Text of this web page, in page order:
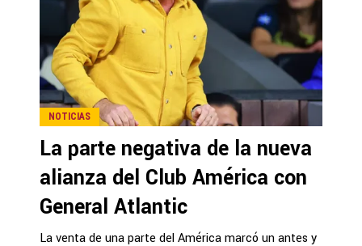
NOTICIAS
La parte negativa de la nueva
alianza del Club América con
General Atlantic
La venta de una parte del América marcó un antes y